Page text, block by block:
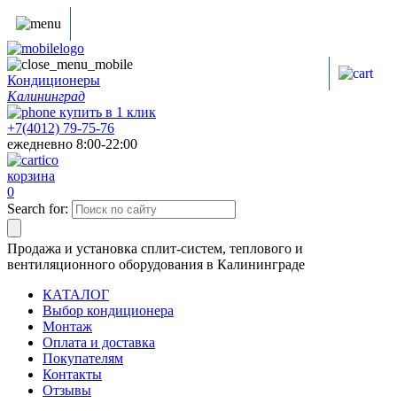
Кондиционеры
Калининград
купить в 1 клик
+7(4012) 79-75-76
ежедневно 8:00-22:00
корзина
0
Search for:
Продажа и установка сплит-систем, теплового и
вентиляционного оборудования в Калининграде
КАТАЛОГ
Выбор кондиционера
Монтаж
Оплата и доставка
Покупателям
Контакты
Отзывы